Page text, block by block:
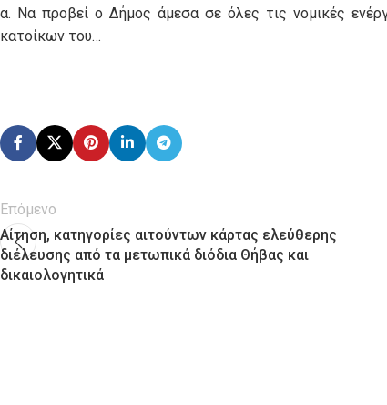
α. Να προβεί ο Δήμος άμεσα σε όλες τις νομικές
κατοίκων του…
Επόμενο
Αίτηση, κατηγορίες αιτούντων κάρτας ελεύθερης
διέλευσης από τα μετωπικά διόδια Θήβας και
δικαιολογητικά